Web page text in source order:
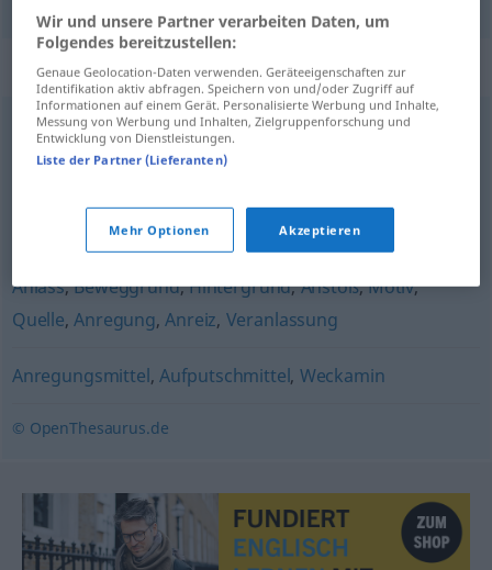
Synonyme für "Stimulans"
Genussmittel
,Ursache,Initialzündung,Impuls,Grund
Anlass,Beweggrund,Hintergrund,Anstoß,Motiv,
Quelle,Anregung,Anreiz, Veranlassung
Anregungsmittel, Aufputschmittel, Weckamin
© OpenThesaurus.de
Wir und unsere Partner verarbeiten Daten, um
Folgendes bereitzustellen:
Genaue Geolocation-Daten verwenden. Geräteeigenschaften zur
Identifikation aktiv abfragen. Speichern von und/oder Zugriff auf
Informationen auf einem Gerät. Personalisierte Werbung und Inhalte,
Messung von Werbung und Inhalten, Zielgruppenforschung und
Entwicklung von Dienstleistungen.
Liste der Partner (Lieferanten)
Mehr Optionen Akzeptieren